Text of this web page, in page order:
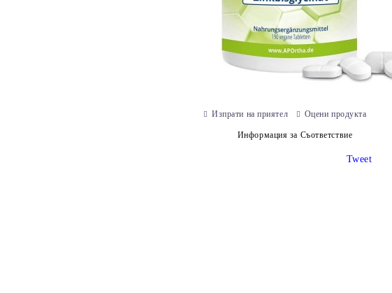
Изпрати на приятел Оцени продукта
Информация за Съответствие
Tweet